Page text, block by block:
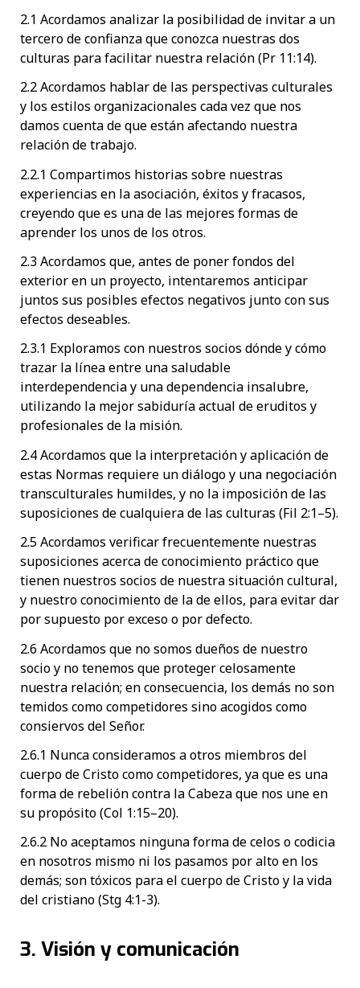
2.1 Acordamos analizar la posibilidad de invitar a un
tercero de confianza que conozca nuestras dos
culturas para facilitar nuestra relación (Pr 11:14).
2.2 Acordamos hablar de las perspectivas culturales
y los estilos organizacionales cada vez que nos
damos cuenta de que están afectando nuestra
relación de trabajo.
2.2.1 Compartimos historias sobre nuestras
experiencias en la asociación, éxitos y fracasos,
creyendo que es una de las mejores formas de
aprender los unos de los otros.
2.3 Acordamos que, antes de poner fondos del
exterior en un proyecto, intentaremos anticipar
juntos sus posibles efectos negativos junto con sus
efectos deseables.
2.3.1 Exploramos con nuestros socios dónde y cómo
trazar la línea entre una saludable
interdependencia y una dependencia insalubre,
utilizando la mejor sabiduría actual de eruditos y
profesionales de la misión.
2.4 Acordamos que la interpretación y aplicación de
estas Normas requiere un diálogo y una negociación
transculturales humildes, y no la imposición de las
suposiciones de cualquiera de las culturas (Fil 2:1–5).
2.5 Acordamos verificar frecuentemente nuestras
suposiciones acerca de conocimiento práctico que
tienen nuestros socios de nuestra situación cultural,
y nuestro conocimiento de la de ellos, para evitar dar
por supuesto por exceso o por defecto.
2.6 Acordamos que no somos dueños de nuestro
socio y no tenemos que proteger celosamente
nuestra relación; en consecuencia, los demás no son
temidos como competidores sino acogidos como
consiervos del Señor.
2.6.1 Nunca consideramos a otros miembros del
cuerpo de Cristo como competidores, ya que es una
forma de rebelión contra la Cabeza que nos une en
su propósito (Col 1:15–20).
2.6.2 No aceptamos ninguna forma de celos o codicia
en nosotros mismo ni los pasamos por alto en los
demás; son tóxicos para el cuerpo de Cristo y la vida
del cristiano (Stg 4:1-3).
3. Visión y comunicación